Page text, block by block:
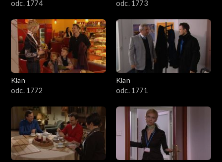
odc. 1774 odc. 1773
Klan
odc. 1772
Klan
odc. 1771